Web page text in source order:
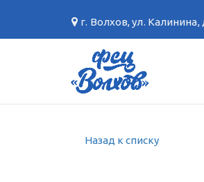
г. Волхов,ул. Калинина,
Назад к списку